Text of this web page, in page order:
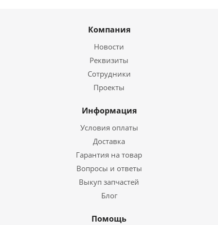
Компания
Новости
Реквизиты
Сотрудники
Проекты
Информация
Условия оплаты
Доставка
Гарантия на товар
Вопросы и ответы
Выкуп запчастей
Блог
Помощь